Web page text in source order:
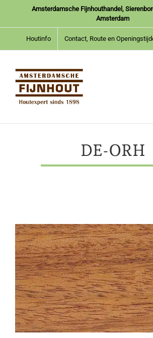
inhoud
Amsterdamsche Fijnhouthandel,
Amsterdam
Houtinfo Contact, Route en
DE-ORH